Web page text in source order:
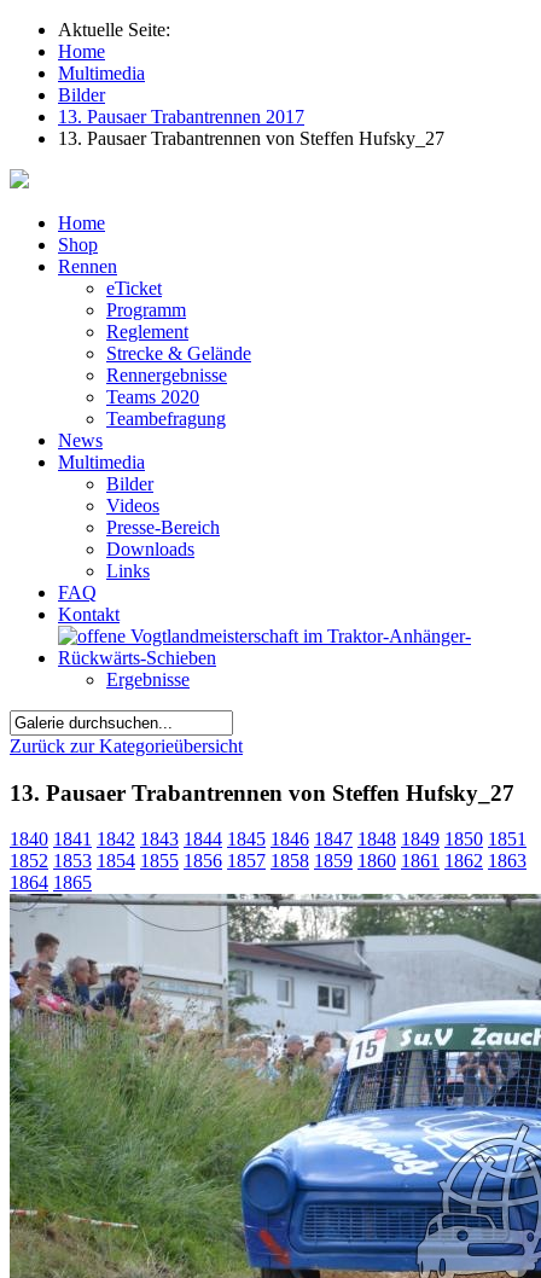
Aktuelle Seite:
Home
Multimedia
Bilder
13. Pausaer Trabantrennen 2017
13. Pausaer Trabantrennen von Steffen Hufsky_27
Home
Shop
Rennen
eTicket
Programm
Reglement
Strecke & Gelände
Rennergebnisse
Teams 2020
Teambefragung
News
Multimedia
Bilder
Videos
Presse-Bereich
Downloads
Links
FAQ
Kontakt
Ergebnisse
Zurück zur Kategorieübersicht
13. Pausaer Trabantrennen von Steffen Hufsky_27
1840 1841 1842 1843 1844 1845 1846 1847 1848 1849 1850 1851
1852 1853 1854 1855 1856 1857 1858 1859 1860 1861 1862 1863
1864 1865